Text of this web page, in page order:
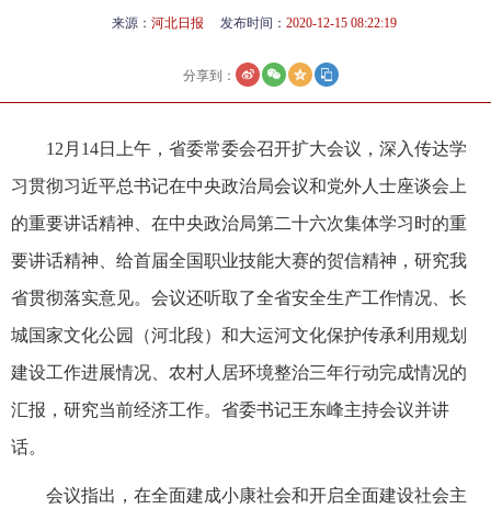
来源： 河北日报 发布时间： 2020-12-15 08:22:19
分享到：
12月14日上午，省委常委会召开扩大会议，深入传达学
习贯彻习近平总书记在中央政治局会议和党外人士座谈会上
的重要讲话精神、在中央政治局第二十六次集体学习时的重
要讲话精神、给首届全国职业技能大赛的贺信精神，研究我
省贯彻落实意见。会议还听取了全省安全生产工作情况、长
城国家文化公园（河北段）和大运河文化保护传承利用规划
建设工作进展情况、农村人居环境整治三年行动完成情况的
汇报，研究当前经济工作。省委书记王东峰主持会议并讲
话。
会议指出，在全面建成小康社会和开启全面建设社会主